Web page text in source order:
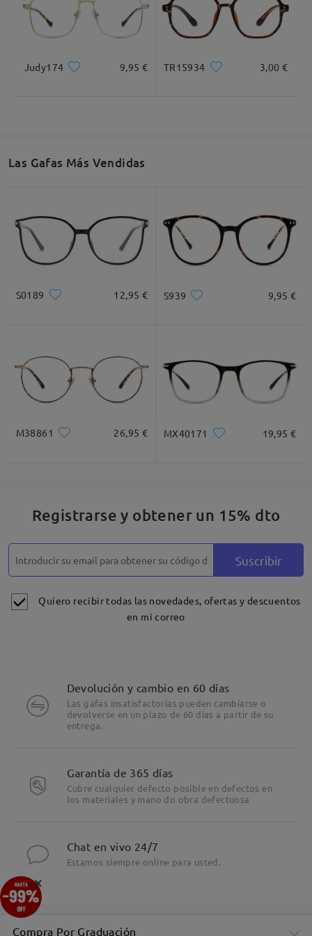
Judy174 9,95 € TR15934 3,00 €
Las Gafas Más Vendidas
S0189 12,95 € S939 9,95 €
M38861 26,95 € MX40171 19,95 €
Registrarse y obtener un 15% dto
Suscribir
Quiero recibir todas las novedades, ofertas y descuentos
en mi correo
Devolución y cambio en 60 días
Las gafas insatisfactorias pueden cambiarse o
devolverse en un plazo de 60 días a partir de su
entrega.
Garantía de 365 días
Cubre cualquier defecto posible en defectos en
los materiales y mano do obra defectuosa
Chat en vivo 24/7
Estamos siempre online para usted.
Compra Por Graduación
×